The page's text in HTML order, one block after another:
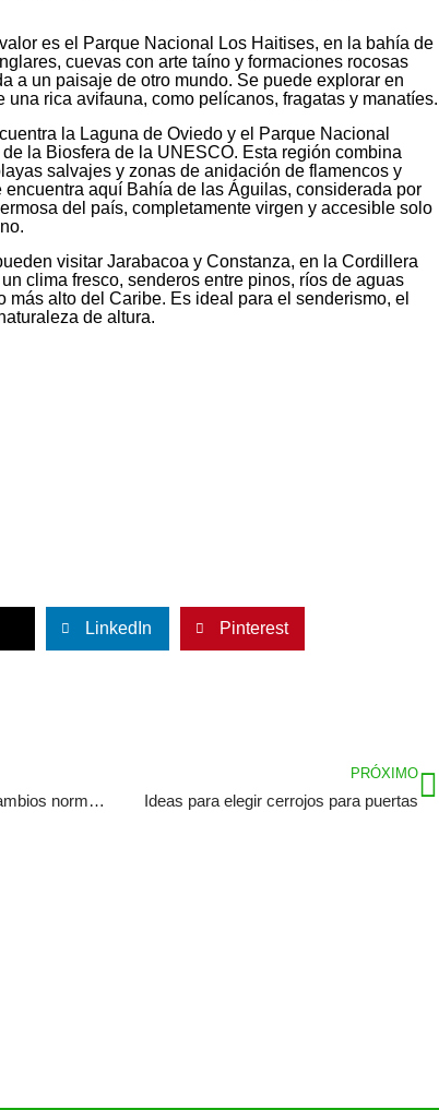
es el Parque Nacional Los Haitises, en la bahía de
cuevas con arte taíno y formaciones rocosas
a un paisaje de otro mundo. Se puede explorar en
una rica avifauna, como pelícanos, fragatas y manatíes.
la Laguna de Oviedo y el Parque Nacional
la Biosfera de la UNESCO. Esta región combina
salvajes y zonas de anidación de flamencos y
encuentra aquí Bahía de las Águilas, considerada por
del país, completamente virgen y accesible solo
visitar Jarabacoa y Constanza, en la Cordillera
clima fresco, senderos entre pinos, ríos de aguas
más alto del Caribe. Es ideal para el senderismo, el
de altura.
LinkedIn Pinterest
No te dejes ahogar por los cambios normativos del medio ambiente y acude a profesionales
PRÓXIMO
Ideas para elegir cerrojos para puertas